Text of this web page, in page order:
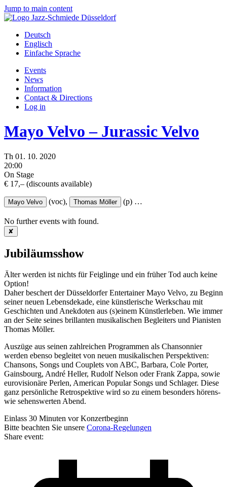
Jump to main content
Deutsch
Englisch
Einfache Sprache
Events
News
Information
Contact & Directions
Log in
Mayo Velvo – Jurassic Velvo
Th 01. 10. 2020
20:00
On Stage
€ 17,– (discounts available)
Mayo Velvo (voc), Thomas Möller (p) …
No further events with found.
✘
Jubiläumsshow
Älter werden ist nichts für Feiglinge und ein früher Tod auch keine
Option!
Daher beschert der Düsseldorfer Entertainer Mayo Velvo, zu Beginn
seiner neuen Lebensdekade, eine künstlerische Werkschau mit
Geschichten und Anekdoten aus (s)einem Künstlerleben. Wie immer
an der Seite seines brillanten musikalischen Begleiters und Pianisten
Thomas Möller.
Auszüge aus seinen zahlreichen Programmen als Chansonnier
werden ebenso begleitet von neuen musikalischen Perspektiven:
Chansons, Songs und Couplets von ABC, Barbara, Cole Porter,
Gainsbourg, André Heller, Rudolf Nelson oder Frank Zappa, sowie
eurovisionäre Perlen, American Popular Songs und Schlager. Diese
ganz persönliche Retrospektive wird so zu einem besonders hörens-
wie sehenswerten Abend.
Einlass 30 Minuten vor Konzertbeginn
Bitte beachten Sie unsere Corona-Regelungen
Share event: